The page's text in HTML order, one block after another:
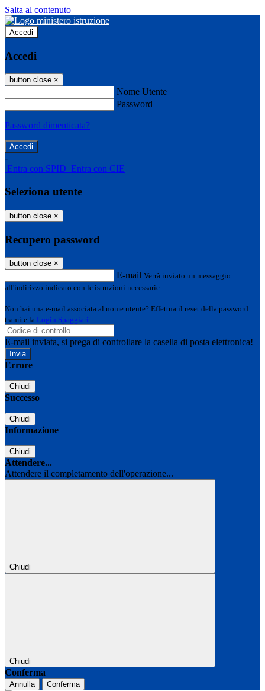
Salta al contenuto
Accedi
Accedi
button close ×
Nome Utente
Password
Password dimenticata?
-
Entra con SPID Entra con CIE
Seleziona utente
button close ×
Recupero password
button close ×
E-mail Verrà inviato un messaggio
all'indirizzo indicato con le istruzioni necessarie.
Non hai una e-mail associata al nome utente? Effettua il reset della password
tramite la Login Spaggiari
E-mail inviata, si prega di controllare la casella di posta elettronica!
Errore
Chiudi
Successo
Chiudi
Informazione
Chiudi
Attendere...
Attendere il completamento dell'operazione...
Chiudi
Chiudi
Conferma
Annulla Conferma